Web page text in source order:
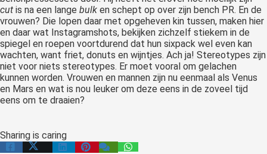
cut is na een lange bulk en schept op over zijn bench PR. En de
vrouwen? Die lopen daar met opgeheven kin tussen, maken hier
en daar wat Instagramshots, bekijken zichzelf stiekem in de
spiegel en roepen voortdurend dat hun sixpack wel even kan
wachten, want friet, donuts en wijntjes. Ach ja! Stereotypes zijn
niet voor niets stereotypes. Er moet vooral om gelachen
kunnen worden. Vrouwen en mannen zijn nu eenmaal als Venus
en Mars en wat is nou leuker om deze eens in de zoveel tijd
eens om te draaien?
Sharing is caring